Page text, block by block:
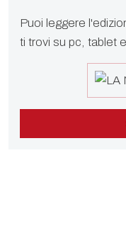
Puoi leggere
ti trovi su pc, tablet